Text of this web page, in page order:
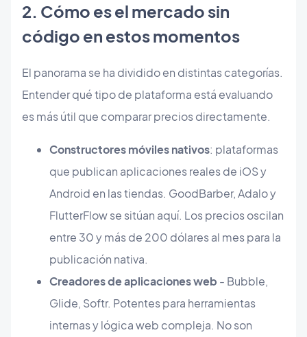
2. Cómo es el mercado sin
código en estos momentos
El panorama se ha dividido en distintas categorías.
Entender qué tipo de plataforma está evaluando
es más útil que comparar precios directamente.
Constructores móviles nativos: plataformas
que publican aplicaciones reales de iOS y
Android en las tiendas. GoodBarber, Adalo y
FlutterFlow se sitúan aquí. Los precios oscilan
entre 30 y más de 200 dólares al mes para la
publicación nativa.
Creadores de aplicaciones web - Bubble,
Glide, Softr. Potentes para herramientas
internas y lógica web compleja. No son